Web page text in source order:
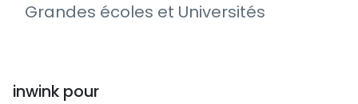
Grandes écoles et Universités
inwink pour